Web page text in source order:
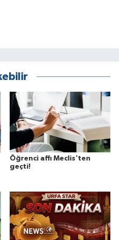
Öğrenci affı Meclis'ten
geçti!